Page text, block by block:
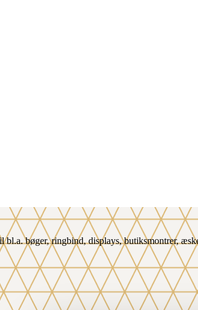
bøger, ringbind, displays, butiksmontrer,